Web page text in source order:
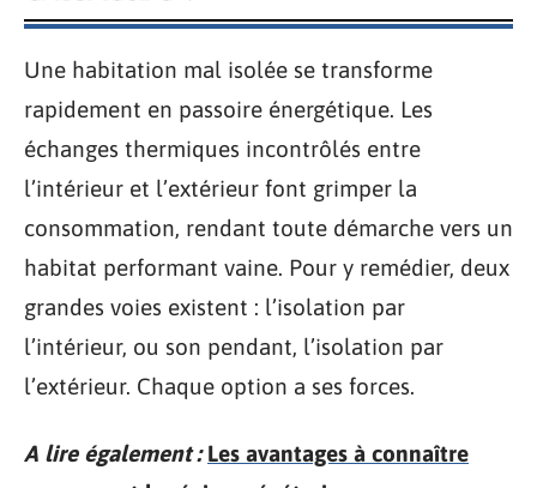
Une habitation mal isolée se transforme
rapidement en passoire énergétique. Les
échanges thermiques incontrôlés entre
l’intérieur et l’extérieur font grimper la
consommation, rendant toute démarche vers un
habitat performant vaine. Pour y remédier, deux
grandes voies existent : l’isolation par
l’intérieur, ou son pendant, l’isolation par
l’extérieur. Chaque option a ses forces.
A lire également : Les avantages à connaître